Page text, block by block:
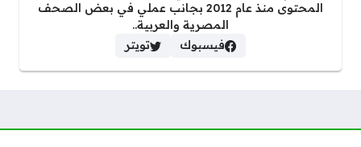
المحتوى منذ عام 2012 بجانب عملي في بعض الصحف
المصرية والعربية..
فيسبوك
تويتر